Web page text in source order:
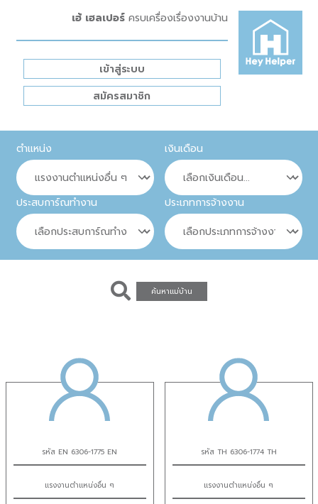
เฮ้ เฮลเปอร์ ครบเครื่องเรื่องงานบ้าน
เข้าสู่ระบบ
สมัครสมาชิก
ตำแหน่ง เงินเดือน
ประสบการ์ณทำงาน ประเภทการจ้างงาน
ค้นหาแม่บ้าน
รหัส EN 6306-1775 EN
แรงงานตำแหน่งอื่น ๆ
รหัส TH 6306-1774 TH
แรงงานตำแหน่งอื่น ๆ